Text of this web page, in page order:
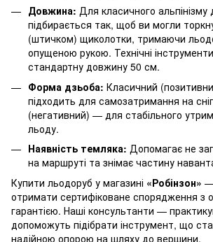
Довжина: Для класичного
підбирається так, щоб ви могли
(штичком) щиколотки, тримаючи
опущеною рукою. Технічні
стандартну довжину 50 см.
Форма дзьоба: Класичний
підходить для самозатримання на
(негативний) — для стабільного
льоду.
Наявність темляка: Допомагає не
на маршруті та знімає частину
Купити льодоруб у магазині «Робінзон» —
отримати сертифіковане спорядження з
гарантією. Наші консультанти —
допоможуть підібрати інструмент, що
надійною опорою на шляху до вершини.